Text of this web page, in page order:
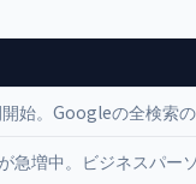
始。Googleの全検索
急増中。ビジネスパー